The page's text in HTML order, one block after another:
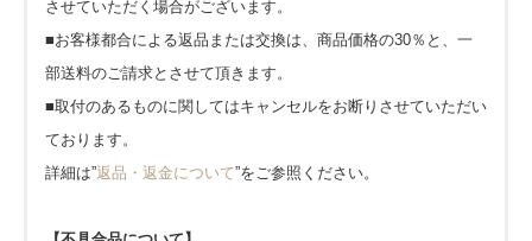
させていただく場合がございます。
■お客様都合による返品または交換は、商品価格の30％と、一
部送料のご請求とさせて頂きます。
■取付のあるものに関してはキャンセルをお断りさせていただい
ております。
詳細は”返品・返金について”をご参照ください。